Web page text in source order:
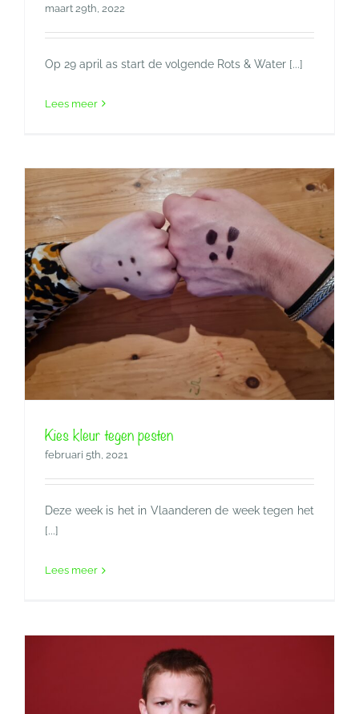
maart 29th, 2022
Op 29 april as start de volgende Rots & Water [...]
Lees meer
Kies kleur tegen pesten
februari 5th, 2021
Deze week is het in Vlaanderen de week tegen het
[...]
Lees meer